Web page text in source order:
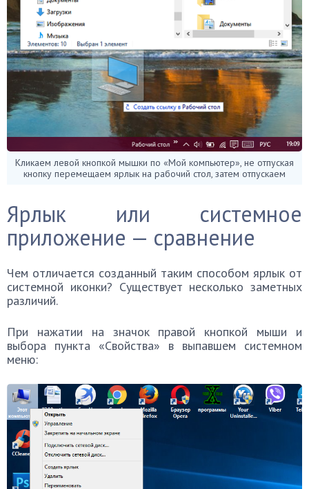
Кликаем левой кнопкой мышки по «Мой компьютер», не отпуская
кнопку перемещаем ярлык на рабочий стол, затем отпускаем
Ярлык или системное
приложение — сравнение
Чем отличается созданный таким способом ярлык от
системной иконки? Существует несколько заметных
различий.
При нажатии на значок правой кнопкой мыши и
выбора пункта «Свойства» в выпавшем системном
меню: